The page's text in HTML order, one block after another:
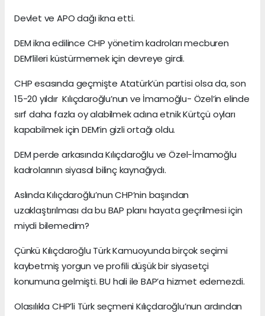
Devlet ve APO dağı ikna etti.
DEM ikna edilince CHP yönetim kadroları mecburen
DEM’lileri küstürmemek için devreye girdi.
CHP esasında geçmişte Atatürk’ün partisi olsa da, son
15-20 yıldır Kılıçdaroğlu’nun ve İmamoğlu- Özel’in elinde
sırf daha fazla oy alabilmek adına etnik Kürtçü oyları
kapabilmek için DEM’in gizli ortağı oldu.
DEM perde arkasında Kılıçdaroğlu ve Özel-İmamoğlu
kadrolarının siyasal bilinç kaynağıydı.
Aslında Kılıçdaroğlu’nun CHP’nin başından
uzaklaştırılması da bu BAP planı hayata geçrilmesi için
miydi bilemedim?
Çünkü Kılıçdaroğlu Türk Kamuoyunda birçok seçimi
kaybetmiş yorgun ve profili düşük bir siyasetçi
konumuna gelmişti. BU hali ile BAP’a hizmet edemezdi.
Olasılıkla CHP’li Türk seçmeni Kılıçdaroğlu’nun ardından